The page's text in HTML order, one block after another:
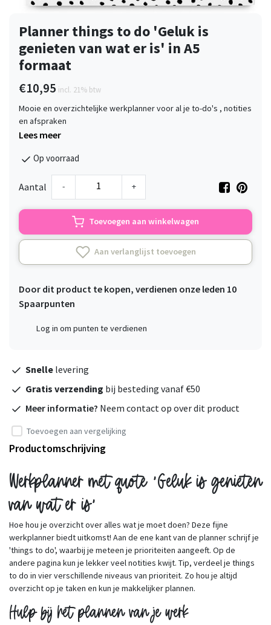
Planner things to do 'Geluk is
genieten van wat er is' in A5
formaat
€10,95 incl. 21% btw
Mooie en overzichtelijke werkplanner voor al je to-do's , notities
en afspraken
Lees meer
Op voorraad
Aantal - +
Toevoegen aan winkelwagen
Aan verlanglijst toevoegen
Door dit product te kopen, verdienen onze leden 10
Spaarpunten
Log in om punten te verdienen
Snelle levering
Gratis verzending bij besteding vanaf €50
Meer informatie? Neem contact op over dit product
Toevoegen aan vergelijking
Productomschrijving
Werkplanner met quote 'Geluk is genieten
van wat er is'
Hoe hou je overzicht over alles wat je moet doen? Deze fijne
werkplanner biedt uitkomst! Aan de ene kant van de planner schrijf je
'things to do', waarbij je meteen je prioriteiten aangeeft. Op de
andere pagina kun je lekker veel notities kwijt. Tip, verdeel je things
to do in vier verschillende niveaus van prioriteit. Zo hou je altijd
overzicht op je taken en kun je makkelijker plannen.
Hulp bij het plannen van je werk